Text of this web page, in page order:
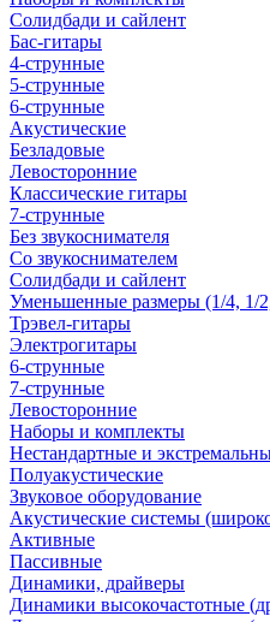
Солидбади и сайлент
Бас-гитары
4-струнные
5-струнные
6-струнные
Акустические
Безладовые
Левосторонние
Классические гитары
7-струнные
Без звукоснимателя
Со звукоснимателем
Солидбади и сайлент
Уменьшенные размеры (1/4, 1/
Трэвел-гитары
Электрогитары
6-струнные
7-струнные
Левосторонние
Наборы и комплекты
Нестандартные и
Полуакустические
Звуковое оборудование
Акустические системы
Активные
Пассивные
Динамики, драйверы
Динамики высокочастотные